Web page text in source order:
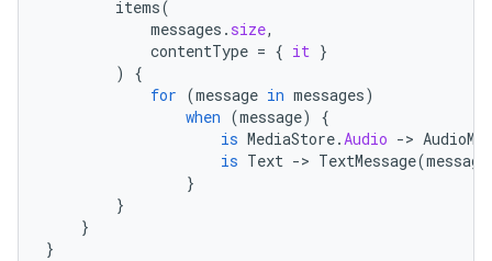
items(
messages . size,
contentType = { it }
)
{
for (message in messages)
when (message)
{
is MediaStore.Audio ->
is Text -> TextMessage(message
}
}
}
}